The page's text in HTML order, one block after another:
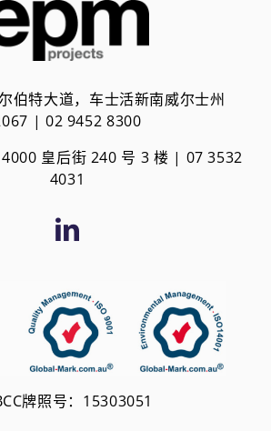
伯特大道，车士活新南威尔士州
| 02 9452 8300
4000 皇后街 240 号 3 楼 | 07 3532
4031
牌照号：15303051